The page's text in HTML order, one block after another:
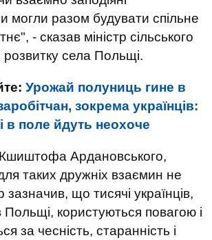
могли разом будувати спільне
- сказав міністр сільського
розвитку села Польщі.
Урожай полуниць гине в
зокрема українців:
в поле йдуть неохоче
Ардановського,
таких дружніх взаємин не
зазначив, що тисячі українців,
Польщі, користуються повагою і
за чесність, старанність і